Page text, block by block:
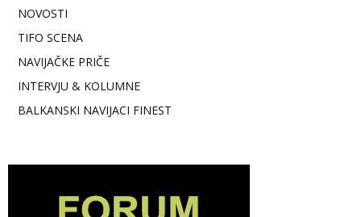
NOVOSTI
TIFO SCENA
NAVIJAČKE PRIČE
INTERVJU & KOLUMNE
BALKANSKI NAVIJACI FINEST